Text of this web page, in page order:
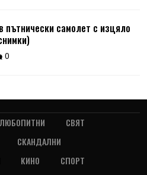
пътнически самолет с изцяло
0
ЛЮБОПИТНИ
СВЯТ
СКАНДАЛНИ
КИНО
СПОРТ